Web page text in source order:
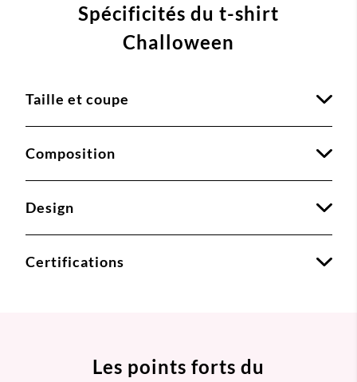
Spécificités du t-shirt
Challoween
Taille et coupe
Composition
Design
Certifications
Les points forts du